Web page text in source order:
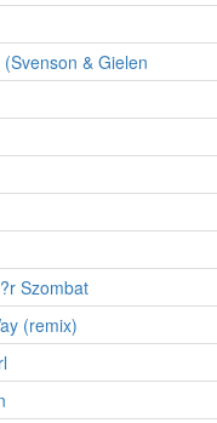
& Gielen
Szombat
(remix)